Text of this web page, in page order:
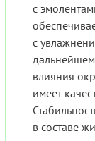
с
с
влияния
имеет
в составе